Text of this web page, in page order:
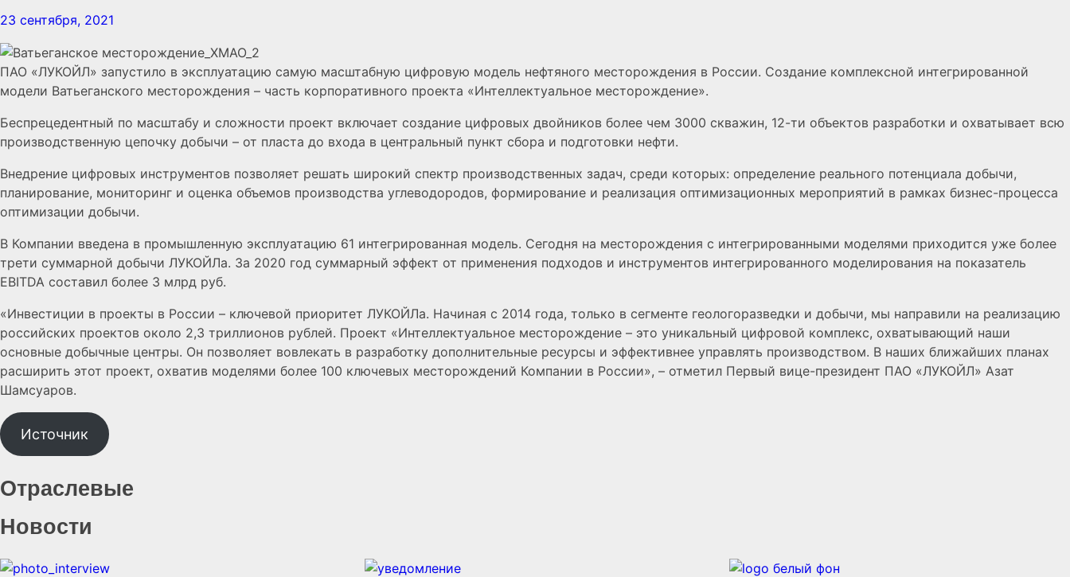
23 сентября, 2021
ПАО «ЛУКОЙЛ» запустило в эксплуатацию самую масштабную цифровую модель нефтяного месторождения в России. Создание комплексной интегрированной
модели Ватьеганского месторождения – часть корпоративного проекта «Интеллектуальное месторождение».
Беспрецедентный по масштабу и сложности проект включает создание цифровых двойников более чем 3000 скважин, 12-ти объектов разработки и охватывает всю
производственную цепочку добычи – от пласта до входа в центральный пункт сбора и подготовки нефти.
Внедрение цифровых инструментов позволяет решать широкий спектр производственных задач, среди которых: определение реального потенциала добычи,
планирование, мониторинг и оценка объемов производства углеводородов, формирование и реализация оптимизационных мероприятий в рамках бизнес-процесса
оптимизации добычи.
В Компании введена в промышленную эксплуатацию 61 интегрированная модель. Сегодня на месторождения с интегрированными моделями приходится уже более
трети суммарной добычи ЛУКОЙЛа. За 2020 год суммарный эффект от применения подходов и инструментов интегрированного моделирования на показатель
EBITDA составил более 3 млрд руб.
«Инвестиции в проекты в России – ключевой приоритет ЛУКОЙЛа. Начиная с 2014 года, только в сегменте геологоразведки и добычи, мы направили на реализацию
российских проектов около 2,3 триллионов рублей. Проект «Интеллектуальное месторождение – это уникальный цифровой комплекс, охватывающий наши
основные добычные центры. Он позволяет вовлекать в разработку дополнительные ресурсы и эффективнее управлять производством. В наших ближайших планах
расширить этот проект, охватив моделями более 100 ключевых месторождений Компании в России», – отметил Первый вице-президент ПАО «ЛУКОЙЛ» Азат
Шамсуаров.​
Источник
Отраслевые
Новости